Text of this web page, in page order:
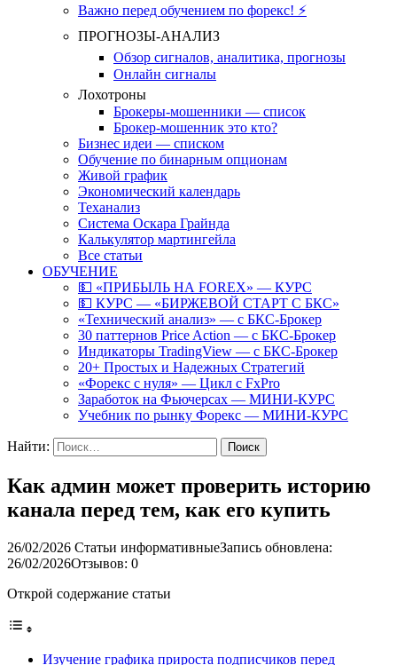
Важно перед обучением по форекс! ⚡
ПРОГНОЗЫ-АНАЛИЗ
Обзор сигналов, аналитика, прогнозы
Онлайн сигналы
Лохотроны
Брокеры-мошенники — список
Брокер-мошенник это кто?
Бизнес идеи — списком
Обучение по бинарным опционам
Живой график
Экономический календарь
Теханализ
Система Оскара Грайнда
Калькулятор мартингейла
Все статьи
ОБУЧЕНИЕ
💵 «ПРИБЫЛЬ НА FOREX» — КУРС
💵 КУРС — «БИРЖЕВОЙ СТАРТ С БКС»
«Технический анализ» — с БКС-Брокер
30 паттернов Price Action — с БКС-Брокер
Индикаторы TradingView — с БКС-Брокер
20+ Простых и Надежных Стратегий
«Форекс с нуля» — Цикл с FxPro
Заработок на Фьючерсах — МИНИ-КУРС
Учебник по рынку Форекс — МИНИ-КУРС
Найти:
Как админ может проверить историю
канала перед тем, как его купить
26/02/2026 Статьи информативныеЗапись обновлена:
26/02/2026Отзывов: 0
Открой содержание статьи
Изучение графика прироста подписчиков перед